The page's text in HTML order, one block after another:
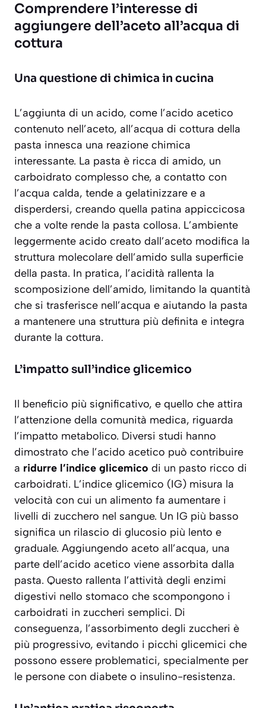
Comprendere l’interesse di
aggiungere dell’aceto all’acqua di
cottura
Una questione di chimica in cucina
L’aggiunta di un acido, come l’acido acetico
contenuto nell’aceto, all’acqua di cottura della
pasta innesca una reazione chimica
interessante. La pasta è ricca di amido, un
carboidrato complesso che, a contatto con
l’acqua calda, tende a gelatinizzare e a
disperdersi, creando quella patina appiccicosa
che a volte rende la pasta collosa. L’ambiente
leggermente acido creato dall’aceto modifica la
struttura molecolare dell’amido sulla superficie
della pasta. In pratica, l’acidità rallenta la
scomposizione dell’amido, limitando la quantità
che si trasferisce nell’acqua e aiutando la pasta
a mantenere una struttura più definita e integra
durante la cottura.
L’impatto sull’indice glicemico
Il beneficio più significativo, e quello che attira
l’attenzione della comunità medica, riguarda
l’impatto metabolico. Diversi studi hanno
dimostrato che l’acido acetico può contribuire
a ridurre l’indice glicemico di un pasto ricco di
carboidrati. L’indice glicemico (IG) misura la
velocità con cui un alimento fa aumentare i
livelli di zucchero nel sangue. Un IG più basso
significa un rilascio di glucosio più lento e
graduale. Aggiungendo aceto all’acqua, una
parte dell’acido acetico viene assorbita dalla
pasta. Questo rallenta l’attività degli enzimi
digestivi nello stomaco che scompongono i
carboidrati in zuccheri semplici. Di
conseguenza, l’assorbimento degli zuccheri è
più progressivo, evitando i picchi glicemici che
possono essere problematici, specialmente per
le persone con diabete o insulino-resistenza.